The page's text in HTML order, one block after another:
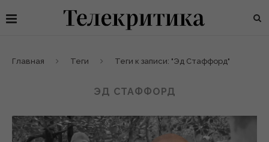
Главная Теги Теги к записи: "Эд Стаффорд"
ЭД СТАФФОРД